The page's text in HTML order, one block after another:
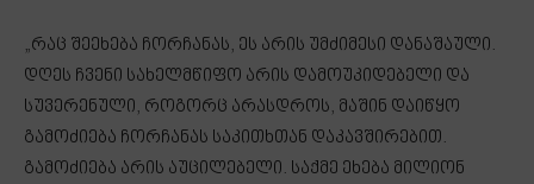
„რაც შეეხება ჩორჩანას, ეს არის უმძიმესი დანაშაული.
დღეს ჩვენი სახელმწიფო არის დამოუკიდებელი და
სუვერენული, როგორც არასდროს, მაშინ დაიწყო
გამოძიება ჩორჩანას საკითხთან დაკავშირებით.
გამოძიება არის აუცილებელი. საქმე ეხება მილიონ